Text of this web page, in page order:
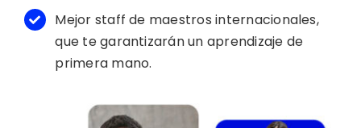
Mejor staff de maestros internacionales,
que te garantizarán un aprendizaje de
primera mano.